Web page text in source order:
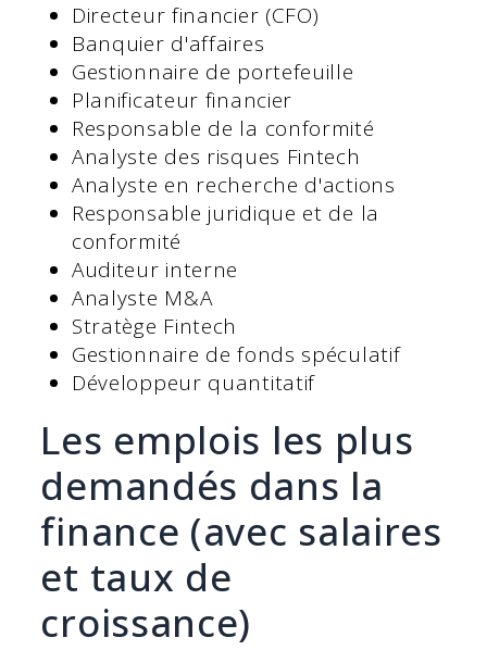
Directeur financier (CFO)
Banquier d'affaires
Gestionnaire de portefeuille
Planificateur financier
Responsable de la conformité
Analyste des risques Fintech
Analyste en recherche d'actions
Responsable juridique et de la
conformité
Auditeur interne
Analyste M&A
Stratège Fintech
Gestionnaire de fonds spéculatif
Développeur quantitatif
Les emplois les plus
demandés dans la
finance (avec salaires
et taux de
croissance)